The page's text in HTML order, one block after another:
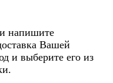
напишите
Вашей
и выберите его из